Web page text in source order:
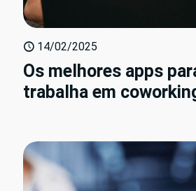
14/02/2025
Os melhores apps
trabalha em